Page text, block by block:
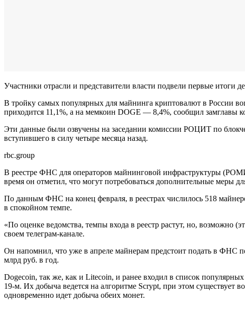
Участники отрасли и представители власти подвели первые итоги
В тройку самых популярных для майнинга криптовалют в России
приходится 11,1%, а на мемкоин DOGE — 8,4%, сообщил
Эти данные были озвучены на заседании комиссии РОЦИТ по
вступившего в силу четыре месяца назад.
rbc.group
В реестре ФНС для операторов майнинговой инфраструктуры
время он отметил, что могут потребоваться дополнительные меры
По данным ФНС на конец февраля, в реестрах числилось 518
в спокойном темпе.
«По оценке ведомства, темпы входа в реестр растут, но, возможно
своем телеграм-канале.
Он напомнил, что уже в апреле майнерам предстоит подать в ФНС
млрд руб. в год.
Dogecoin, так же, как и Litecoin, и ранее входил в список
19-м. Их добыча ведется на алгоритме Scrypt, при этом существует
одновременно идет добыча обеих монет.